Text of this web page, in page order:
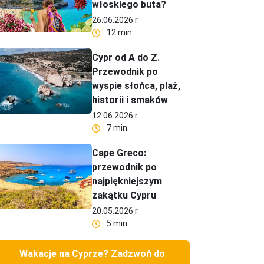
włoskiego buta?
26.06.2026 r.
12 min.
Cypr od A do Z.
Przewodnik po
wyspie słońca, plaż,
historii i smaków
12.06.2026 r.
7 min.
Cape Greco:
przewodnik po
najpiękniejszym
zakątku Cypru
20.05.2026 r.
5 min.
Wakacje na Cyprze? Zadzwoń do